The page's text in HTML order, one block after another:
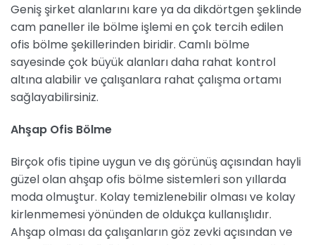
Geniş şirket alanlarını kare ya da dikdörtgen şeklinde
cam paneller ile bölme işlemi en çok tercih edilen
ofis bölme şekillerinden biridir. Camlı bölme
sayesinde çok büyük alanları daha rahat kontrol
altına alabilir ve çalışanlara rahat çalışma ortamı
sağlayabilirsiniz.
Ahşap Ofis Bölme
Birçok ofis tipine uygun ve dış görünüş açısından hayli
güzel olan ahşap ofis bölme sistemleri son yıllarda
moda olmuştur. Kolay temizlenebilir olması ve kolay
kirlenmemesi yönünden de oldukça kullanışlıdır.
Ahşap olması da çalışanların göz zevki açısından ve